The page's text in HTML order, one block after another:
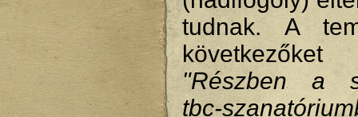
tudnak. A
"Részben a
tbc-